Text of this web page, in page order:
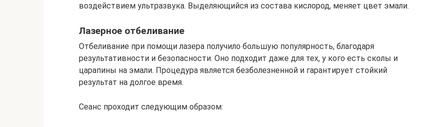
воздействием ультразвука. Выделяющийся из состава кислород, меняет цвет эмали.
Лазерное отбеливание
Отбеливание при помощи лазера получило большую популярность, благодаря
результативности и безопасности. Оно подходит даже для тех, у кого есть сколы и
царапины на эмали. Процедура является безболезненной и гарантирует стойкий
результат на долгое время.
Сеанс проходит следующим образом: